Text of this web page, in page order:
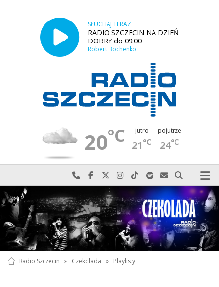
SŁUCHAJ TERAZ
RADIO SZCZECIN NA DZIEŃ
DOBRY do 09:00
Robert Bochenko
20°C jutro
21°C
pojutrze
24°C
Najlepiej po prostu do nas zadzwoń
Odwiedź nas na Facebook-u
Odwiedź nas na X
Odwiedź nas na Instagram-ie
Odwiedź nas na TikTok-u
Szukaj nas na Spotify
Wyślij do nas
Szukaj
Radio Szczecin » Czekolada » Playlisty